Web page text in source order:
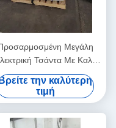
Μεγάλη
Τσάντα Με Καλή
Αντοχή στο Νερό και το
Κρύο
την καλύτερη
τιμή